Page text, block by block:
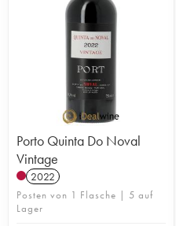
Porto Quinta Do Noval
Vintage
2022
Posten von 1 Flasche | 5 auf
Lager